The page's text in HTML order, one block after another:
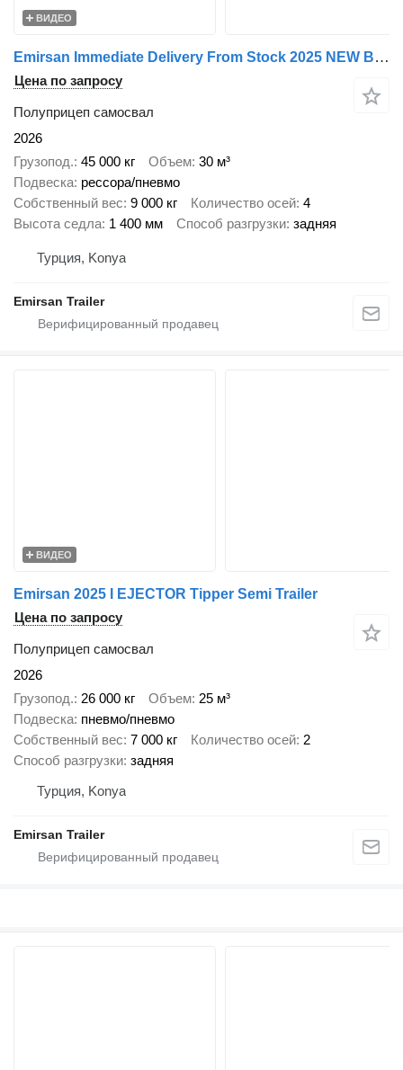
ВИДЕО
Emirsan Immediate Delivery From Stock 2025 NEW BRAND 4 AXLE TIPPER TRAIL
Цена по запросу
Полуприцеп самосвал
2026
Грузопод. 45 000 кг Объем 30 м³
Подвеска рессора/пневмо
Собственный вес 9 000 кг Количество осей 4
Высота седла 1 400 мм Способ разгрузки задняя
Турция, Konya
Emirsan Trailer
ВИДЕО
Emirsan 2025 I EJECTOR Tipper Semi Trailer
Цена по запросу
Полуприцеп самосвал
2026
Грузопод. 26 000 кг Объем 25 м³
Подвеска пневмо/пневмо
Собственный вес 7 000 кг Количество осей 2
Способ разгрузки задняя
Турция, Konya
Emirsan Trailer